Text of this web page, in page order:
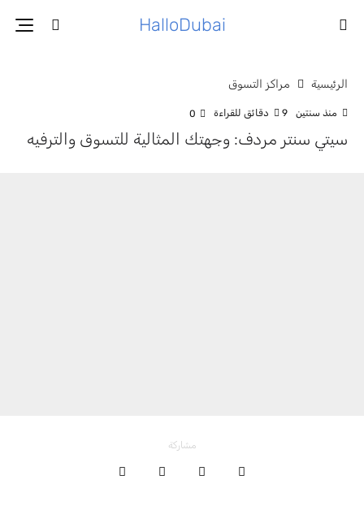
HalloDubai
الرئيسية مراكز التسوق
منذ سنتين 9 دقائق للقراءة 0
سيتي سنتر مردف: وجهتك المثالية للتسوق والترفيه
مشاركة